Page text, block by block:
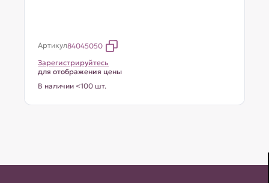
Артикул84045050
Зарегистрируйтесь
для отображения цены
В наличии <100 шт.